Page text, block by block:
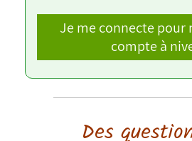
Je me connecte pour
compte à
Des